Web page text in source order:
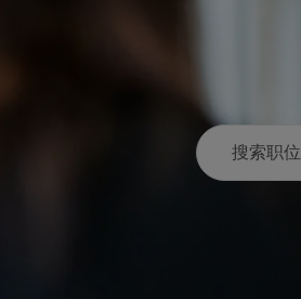
搜索职位名